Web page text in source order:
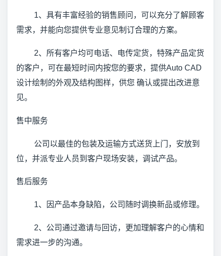
1、具有丰富经验的销售顾问，可以充分了解顾客
需求，并能向您提供专业意见制订合理的方案。
2、所有客户均可电话、电传定货，特殊产品定货
的客户，可在最短时间内按您的要求，提供Auto CAD
设计绘制的外观及结构图样，供您 确认或提出改进意
见。
售中服务
公司以最佳的包装及运输方式送货上门，安放到
位，并派专业人员到客户现场安装，调试产品。
售后服务
1、因产品本身缺陷，公司随时调换新品或修理。
2、公司通过邀请与回访，更加理解客户的心情和
需求进一步的沟通。